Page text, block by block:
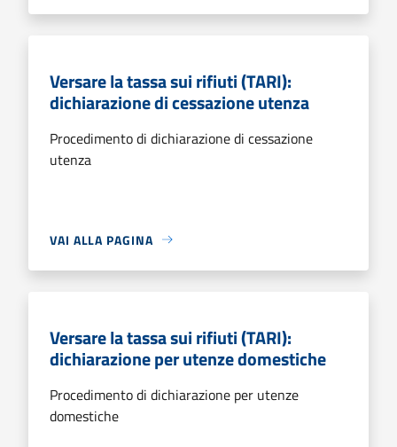
Versare la tassa sui rifiuti (TARI):
dichiarazione di cessazione utenza
Procedimento di dichiarazione di cessazione
utenza
VAI ALLA PAGINA
Versare la tassa sui rifiuti (TARI):
dichiarazione per utenze domestiche
Procedimento di dichiarazione per utenze
domestiche